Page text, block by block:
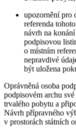
upozornění pro
referenda
návrh na
podpisovou
o místním
nepravdivé
být uložena
Oprávněná osoba
podpisovém archu
trvalého pobytu a
Návrh přípravného
v prostorách státních